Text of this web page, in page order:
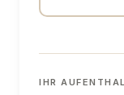
IHR